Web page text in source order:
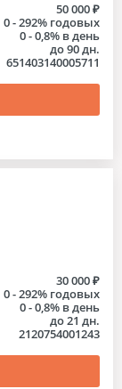
50 000 ₽
0 - 292% годовых
0 - 0,8% в день
до 90 дн.
651403140005711
30 000 ₽
0 - 292% годовых
0 - 0,8% в день
до 21 дн.
2120754001243